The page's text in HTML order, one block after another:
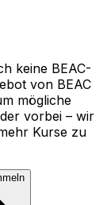
keine BEAC-
von BEAC
mögliche
vorbei – wir
Kurse zu